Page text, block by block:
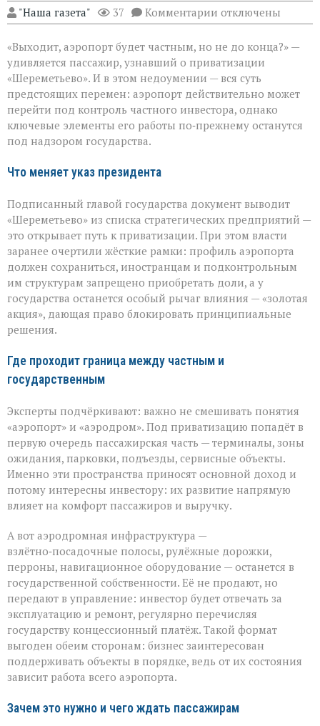
"Наша газета" 37 Комментарии к
записи
что
уйдёт
частные
руки,
а
что
останется
отключены
«Выходит, аэропорт будет частным, но не до конца?» —
удивляется пассажир, узнавший о приватизации
«Шереметьево». И в этом недоумении — вся суть
предстоящих перемен: аэропорт действительно может
перейти под контроль частного инвестора, однако
ключевые элементы его работы по‑прежнему останутся
под надзором государства.
Что меняет указ президента
Подписанный главой государства документ выводит
«Шереметьево» из списка стратегических предприятий —
это открывает путь к приватизации. При этом власти
заранее очертили жёсткие рамки: профиль аэропорта
должен сохраниться, иностранцам и подконтрольным
им структурам запрещено приобретать доли, а у
государства останется особый рычаг влияния — «золотая
акция», дающая право блокировать принципиальные
решения.
Где проходит граница между частным и
государственным
Эксперты подчёркивают: важно не смешивать понятия
«аэропорт» и «аэродром». Под приватизацию попадёт в
первую очередь пассажирская часть — терминалы, зоны
ожидания, парковки, подъезды, сервисные объекты.
Именно эти пространства приносят основной доход и
потому интересны инвестору: их развитие напрямую
влияет на комфорт пассажиров и выручку.
А вот аэродромная инфраструктура —
взлётно‑посадочные полосы, рулёжные дорожки,
перроны, навигационное оборудование — останется в
государственной собственности. Её не продают, но
передают в управление: инвестор будет отвечать за
эксплуатацию и ремонт, регулярно перечисляя
государству концессионный платёж. Такой формат
выгоден обеим сторонам: бизнес заинтересован
поддерживать объекты в порядке, ведь от их состояния
зависит работа всего аэропорта.
Зачем это нужно и чего ждать пассажирам